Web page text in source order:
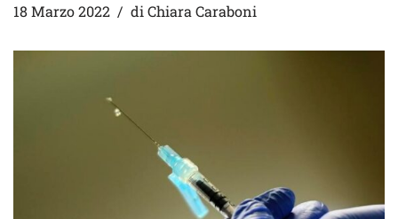
18 Marzo 2022 di Chiara Caraboni